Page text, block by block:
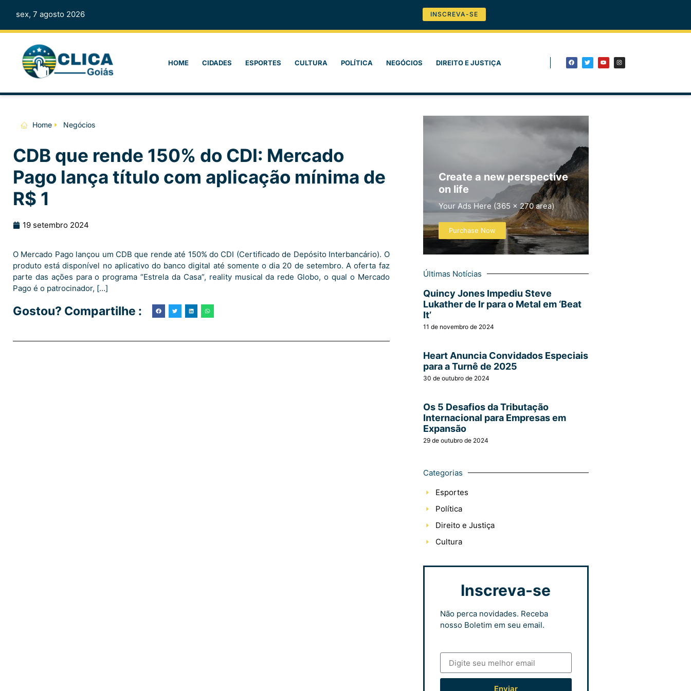
sex, 7 agosto 2026 INSCREVA-SE
HOME CIDADES ESPORTES CULTURA POLÍTICA NEGÓCIOS DIREITO E JUSTIÇA
Home Negócios
CDB que rende 150% do CDI: Mercado
Pago lança título com aplicação mínima de
R$ 1
19 setembro 2024
O Mercado Pago lançou um CDB que rende até 150% do CDI (Certificado de Depósito Interbancário). O
produto está disponível no aplicativo do banco digital até somente o dia 20 de setembro. A oferta faz
parte das ações para o programa “Estrela da Casa”, reality musical da rede Globo, o qual o Mercado
Pago é o patrocinador, […]
Gostou? Compartilhe :
Create a new perspective
on life
Your Ads Here (365 x 270 area)
Purchase Now
Últimas Notícias
Quincy Jones Impediu Steve
Lukather de Ir para o Metal em ‘Beat
It’
11 de novembro de 2024
Heart Anuncia Convidados Especiais
para a Turnê de 2025
30 de outubro de 2024
Os 5 Desafios da Tributação
Internacional para Empresas em
Expansão
29 de outubro de 2024
Categorias
Esportes
Política
Direito e Justiça
Cultura
Inscreva-se
Não perca novidades. Receba
nosso Boletim em seu email.
Enviar